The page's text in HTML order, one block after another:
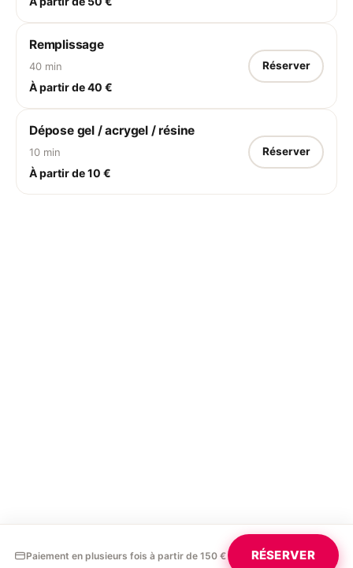
Remplissage
40 min
À partir de 40 €
Réserver
Dépose gel / acrygel / résine
10 min
À partir de 10 €
Réserver
Paiement en plusieurs fois à partir de 150 € RÉSERVER